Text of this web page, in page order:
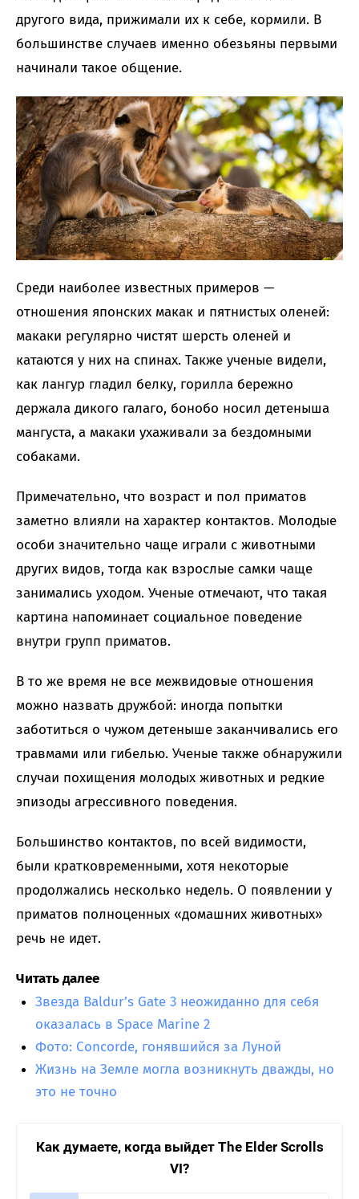
другого вида, прижимали их к себе, кормили. В
большинстве случаев именно обезьяны первыми
начинали такое общение.
Среди наиболее известных примеров —
отношения японских макак и пятнистых оленей:
макаки регулярно чистят шерсть оленей и
катаются у них на спинах. Также ученые видели,
как лангур гладил белку, горилла бережно
держала дикого галаго, бонобо носил детеныша
мангуста, а макаки ухаживали за бездомными
собаками.
Примечательно, что возраст и пол приматов
заметно влияли на характер контактов. Молодые
особи значительно чаще играли с животными
других видов, тогда как взрослые самки чаще
занимались уходом. Ученые отмечают, что такая
картина напоминает социальное поведение
внутри групп приматов.
В то же время не все межвидовые отношения
можно назвать дружбой: иногда попытки
заботиться о чужом детеныше заканчивались его
травмами или гибелью. Ученые также обнаружили
случаи похищения молодых животных и редкие
эпизоды агрессивного поведения.
Большинство контактов, по всей видимости,
были кратковременными, хотя некоторые
продолжались несколько недель. О появлении у
приматов полноценных «домашних животных»
речь не идет.
Читать далее
Звезда Baldur’s Gate 3 неожиданно для себя
оказалась в Space Marine 2
Фото: Concorde, гонявшийся за Луной
Жизнь на Земле могла возникнуть дважды, но
это не точно
Как думаете, когда выйдет The Elder Scrolls
VI?